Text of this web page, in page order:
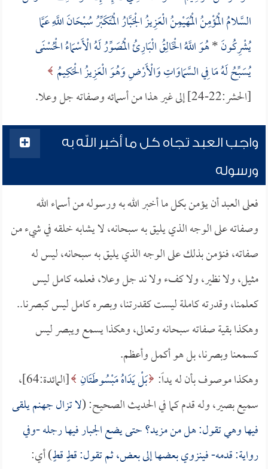
السَّلامُ الْمُؤْمِنُ الْمُهَيْمِنُ الْعَزِيزُ الْجَبَّارُ الْمُتَكَبِّرُ سُبْحَانَ اللَّهِ عَمَّا
يُشْرِكُونَ*هُوَ اللَّهُ الْخَالِقُ الْبَارِئُ الْمُصَوِّرُ لَهُ الْأَسْمَاءُ الْحُسْنَى
يُسَبِّحُ لَهُ مَا فِي السَّمَاوَاتِ وَالْأَرْضِ وَهُوَ الْعَزِيزُ الْحَكِيمُ
[الحشر:22-24] إلى غير هذا من أسمائه وصفاته جل وعلا.
واجب العبد تجاه كل ما أخبر الله به
ورسوله
فعلى العبد أن يؤمن بكل ما أخبر الله به ورسوله من أسماء الله
وصفاته على الوجه الذي يليق به سبحانه، لا يشابه خلقه في شيء من
صفاته، فنؤمن بذلك على الوجه الذي يليق به سبحانه، ليس له
مثيل، ولا نظير، ولا كفء ولا ند جل وعلا، فعلمه كامل ليس
كعلمنا، وقدرته كاملة ليست كقدرتنا، وبصره كامل ليس كبصرنا..
وهكذا بقية صفاته سبحانه وتعالى، وهكذا يسمع ويبصر ليس
كسمعنا وبصرنا، بل هو أكمل وأعظم.
وهكذا موصوف بأن له يداً: بَلْ يَدَاهُ مَبْسُوطَتَانِ
[المائدة:64]،
سميع بصير، وله قدم كما في الحديث الصحيح: (لا تزال جهنم يلقى
فيها وهي تقول: هل من مزيد؟ حتى يضع الجبار فيها رجله -وفي
رواية: قدمه- فينزوي بعضها إلى بعض، ثم تقول: قطٍ قطٍ) أي: